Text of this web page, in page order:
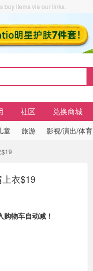
buy items via our links.
社区 兑换商城
童 旅游 影视/演出/体育
$19
上衣$19
物车自动减！